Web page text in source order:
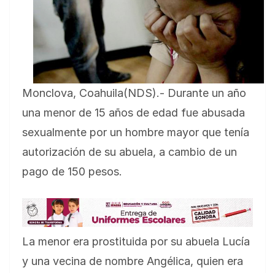
Monclova, Coahuila(NDS).- Durante un año
una menor de 15 años de edad fue abusada
sexualmente por un hombre mayor que tenía
autorización de su abuela, a cambio de un
pago de 150 pesos.
La menor era prostituida por su abuela Lucía
y una vecina de nombre Angélica, quien era